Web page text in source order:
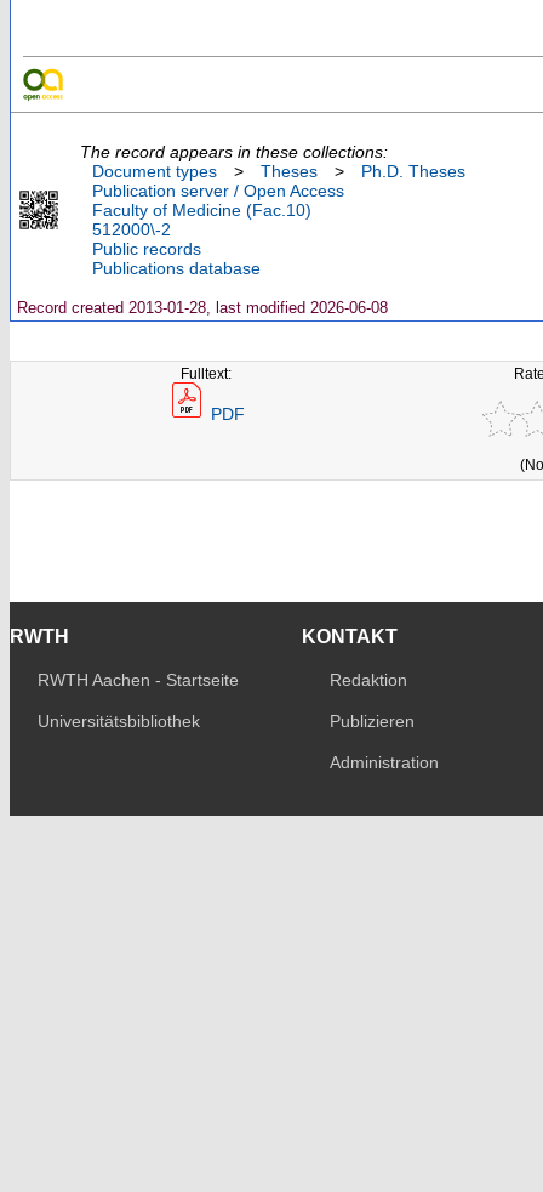
The record appears in these collections:
Document types
> Theses >
Ph.D. Theses
Publication server / Open Access
Faculty of Medicine (Fac.10)
512000\-2
Public records
Publications database
Record created 2013-01-28, last modified 2026-06-08
Fulltext:
PDF
RWTH
RWTH Aachen - Startseite
Universitätsbibliothek
KONTAKT
Redaktion
Publizieren
Administration